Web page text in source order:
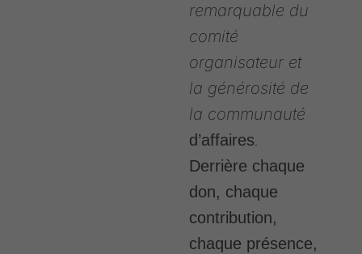
remarquable du
comité
organisateur et
la générosité de
la communauté
d’affaires.
Derrière chaque
don, chaque
contribution,
chaque présence,